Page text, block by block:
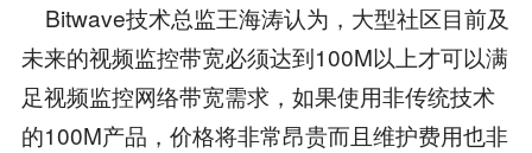
Bitwave技术总监王海涛认为，大型社区目前及
未来的视频监控带宽必须达到100M以上才可以满
足视频监控网络带宽需求，如果使用非传统技术
的100M产品，价格将非常昂贵而且维护费用也非